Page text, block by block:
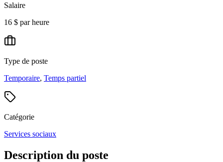
Salaire
16 $ par heure
Type de poste
Temporaire, Temps partiel
Catégorie
Services sociaux
Description du poste